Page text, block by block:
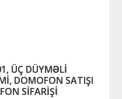
ÜÇ DÜYMƏLİ
DOMOFON SATIŞI
SİFARİŞİ